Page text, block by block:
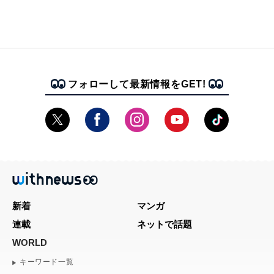
フォローして最新情報をGET!
新着
マンガ
連載
ネットで話題
WORLD
キーワード一覧